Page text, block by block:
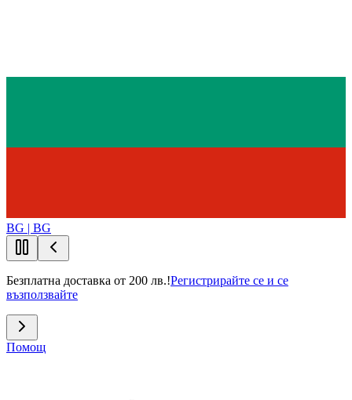
BG | BG
Безплатна доставка от 200 лв.!Регистрирайте се и се
възползвайте
Помощ